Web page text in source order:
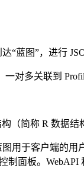
“蓝图”，进行
对多关联到
（简称 R 数据
图用于客户端的
制面板。WebAPI